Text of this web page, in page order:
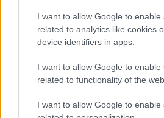
I want to allow Google to enable
related to analytics like cookies
device identifiers in apps.
I want to allow Google to enable
related to functionality of the
I want to allow Google to enable
Ξεκίνησαν οι αιτήσεις
ΥΠΕΣ:
2027 - Παρατείνεται το